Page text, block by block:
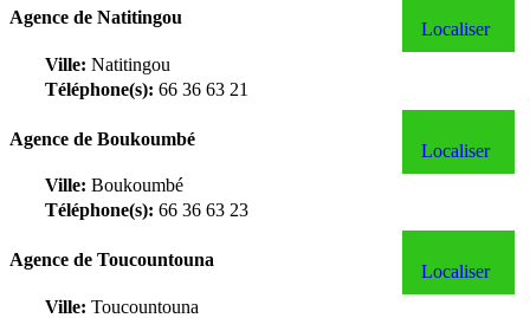
Agence de Natitingou
Ville: Natitingou
Téléphone(s): 66 36 63 21
Localiser
Agence de Boukoumbé
Ville: Boukoumbé
Téléphone(s): 66 36 63 23
Localiser
Agence de Toucountouna
Ville: Toucountouna
Localiser